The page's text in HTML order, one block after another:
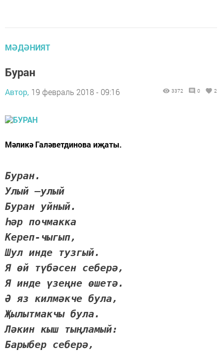
МӘДӘНИЯТ
Буран
Автор, 19 февраль 2018 - 09:16 3372 0 2
Мәликә Галәветдинова иҗаты.
Буран.
Улый –улый
Буран уйный.
Һәр почмакка
Кереп-чыгып,
Шул инде тузгый.
Я өй түбәсен себерә,
Я инде үзеңне өшетә.
Ә яз килмәкче була,
Җылытмакчы була.
Ләкин кыш тыңламый:
Барыбер себерә,